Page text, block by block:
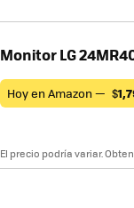
Monitor LG
Hoy en Amazon — $
El precio podría variar.